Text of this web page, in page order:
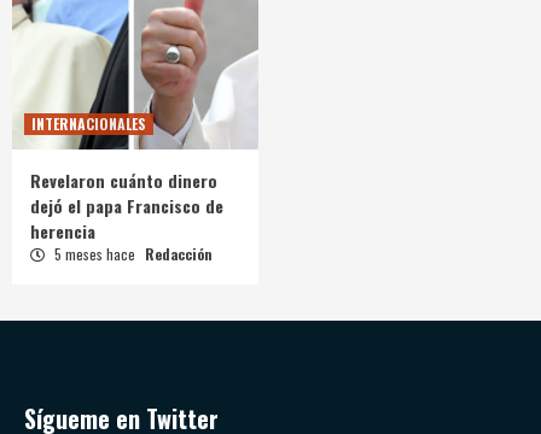
INTERNACIONALES
Revelaron cuánto dinero
dejó el papa Francisco de
herencia
5 meses hace Redacción
Sígueme en Twitter